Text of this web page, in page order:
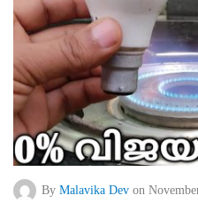
By Malavika Dev on